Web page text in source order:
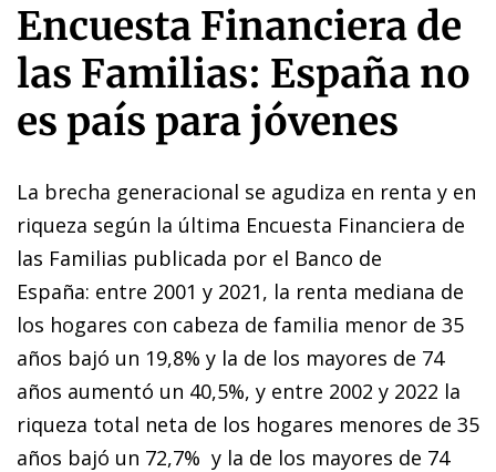
Encuesta Financiera de
las Familias: España no
es país para jóvenes
La brecha generacional se agudiza en renta y en
riqueza según la última Encuesta Financiera de
las Familias publicada por el Banco de
España: entre 2001 y 2021, la renta mediana de
los hogares con cabeza de familia menor de 35
años bajó un 19,8% y la de los mayores de 74
años aumentó un 40,5%, y entre 2002 y 2022 la
riqueza total neta de los hogares menores de 35
años bajó un 72,7% y la de los mayores de 74